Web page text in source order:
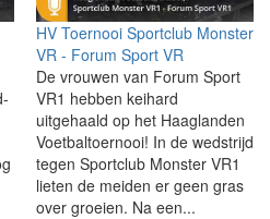
HV Toernooi Sportclub Monster
VR - Forum Sport VR
De vrouwen van Forum Sport
VR1 hebben keihard
uitgehaald op het Haaglanden
Voetbaltoernooi! In de wedstrijd
tegen Sportclub Monster VR1
lieten de meiden er geen gras
over groeien. Na een...